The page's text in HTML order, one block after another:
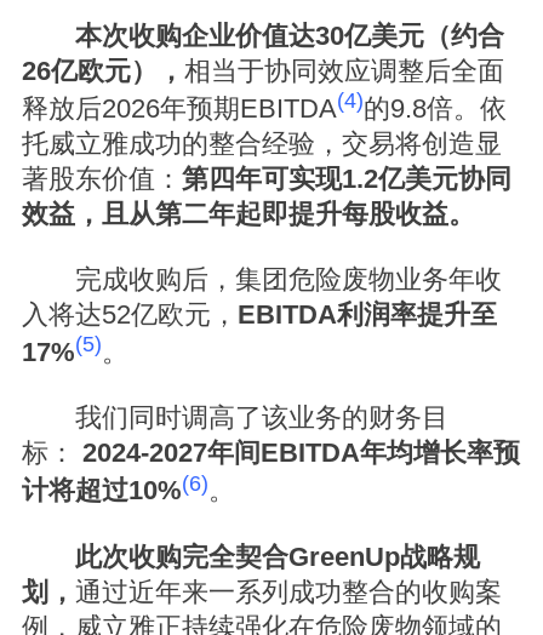
本次收购企业价值达30亿美元（约合
26亿欧元）， 相当于协同效应调整后全面
释放后2026年预期EBITDA(4)的9.8倍。依
托威立雅成功的整合经验，交易将创造显
著股东价值： 第四年可实现1.2亿美元协同
效益，且从第二年起即提升每股收益。
完成收购后，集团危险废物业务年收
入将达52亿欧元， EBITDA利润率提升至
17%(5)。
我们同时调高了该业务的财务目
标： 2024-2027年间EBITDA年均增长率预
计将超过10%(6)。
此次收购完全契合GreenUp战略规
划， 通过近年来一系列成功整合的收购案
例，威立雅正持续强化在危险废物领域的